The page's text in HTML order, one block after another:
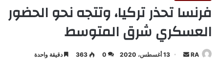
فرنسا تحذر تركيا، وتتجه نحو الحضور
العسكري شرق المتوسط
RA
أرسل 13 أغسطس، 2020 0
363 دقيقة واحدة